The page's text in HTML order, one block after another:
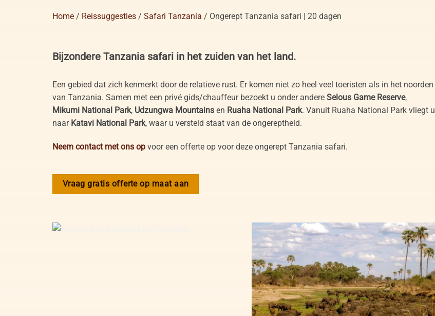
Home / Reissuggesties / Safari Tanzania / Ongerept Tanzania safari | 20 dagen
Bijzondere Tanzania safari in het zuiden van het land.
Een gebied dat zich kenmerkt door de relatieve rust. Er komen niet zo heel veel toeristen als in het noorden
van Tanzania. Samen met een privé gids/chauffeur bezoekt u onder andere Selous Game Reserve,
Mikumi National Park, Udzungwa Mountains en Ruaha National Park. Vanuit Ruaha National Park vliegt u
naar Katavi National Park, waar u versteld staat van de ongereptheid.
Neem contact met ons op voor een offerte op voor deze ongerept Tanzania safari.
Vraag gratis offerte op maat aan